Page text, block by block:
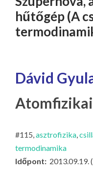
hűtőgép (A
Dávid
Atomfizikai
#115,asztrofizika,
termodinamika
Időpont: 2013.09.19.